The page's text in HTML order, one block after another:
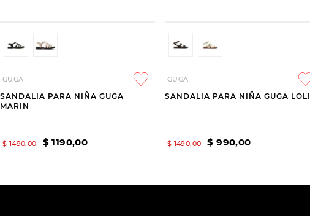
GUGA
SANDALIA PARA NIÑA GUGA
MARIN
$ 1490,00 $ 1190,00
GUGA
SANDALIA PARA NIÑA GUGA LOLI
$ 1490,00 $ 990,00